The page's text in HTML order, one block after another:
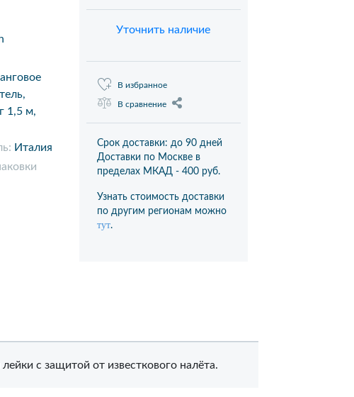
1,5 м,
Италия
Уточнить наличие
В избранное
В сравнение
Срок доставки: до 90 дней
Доставки по Москве в
пределах МКАД - 400 руб.
Узнать стоимость доставки
по другим регионам можно
тут.
с защитой от известкового налёта.